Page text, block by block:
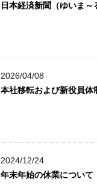
日本経済新聞（ゆいま～
2026/04/08
本社移転および新役員体
2024/12/24
年末年始の休業について